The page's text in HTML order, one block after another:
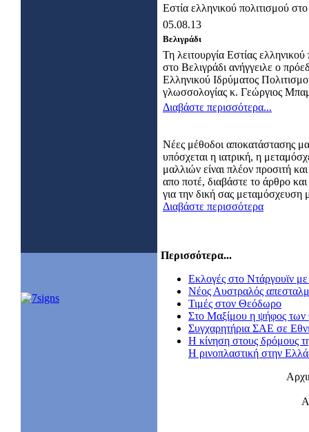
Εστία ελληνικού πολιτισμού
05.08.13
Βελιγράδι
Τη λειτουργία Εστίας ελληνικού
στο Βελιγράδι ανήγγειλε ο
Ελληνικού Ιδρύματος
γλωσσολογίας κ. Γεώργιος
Διαβάστε περισσότερα...
Νέες μέθοδοι αποκατάστασης
υπόσχεται η ιατρική, η
μαλλιών είναι πλέον προσιτή
απο ποτέ, διαβάστε το άρθρο
για την δική σας μεταμόσχευση
Διαβάστε περισσότερα
Περισσότερα...
Εκλογές στο Ντάργουϊν με
Nέος Αυστραλός
Τιμές στον Θεόδωρο
Στο Μαξίμου η ψήφος
Συγχαρητήρια ΣΑΕ σε
Η κίνηση στους δρόμους
Η ρινοπλαστική στην